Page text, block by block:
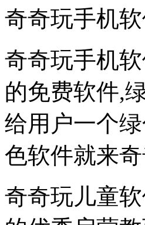
奇奇玩手机
奇奇玩手机
的免费软件,
给用户一个
色软件就来
奇奇玩儿童